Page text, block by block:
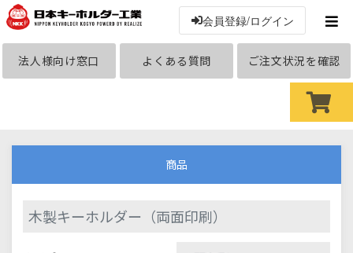
会員登録/ログイン
法人様向け窓口 よくある質問 ご注文状況を確認
商品
木製キーホルダー（両面印刷）